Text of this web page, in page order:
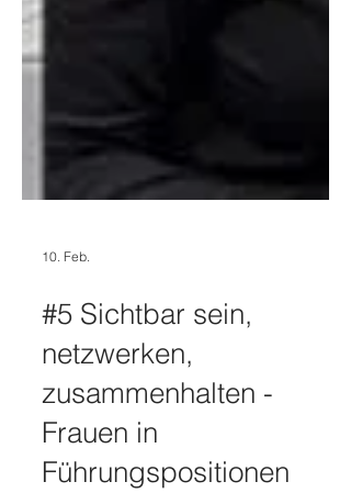
10. Feb.
#5 Sichtbar sein,
netzwerken,
zusammenhalten -
Frauen in